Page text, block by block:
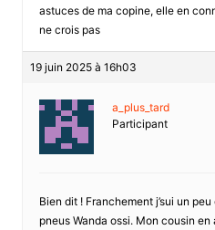
astuces de ma copine, elle en
ne crois pas
19 juin 2025 à 16h03
a_plus_tard
Participant
Bien dit ! Franchement j’sui un
pneus Wanda ossi. Mon cousin